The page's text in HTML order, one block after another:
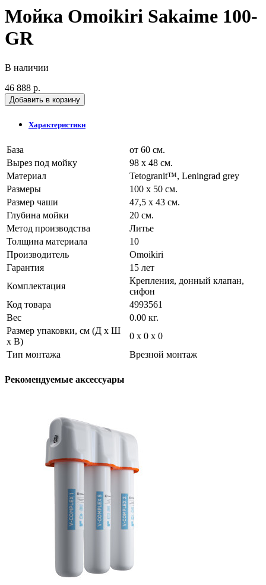
Мойка Omoikiri Sakaime 100-
GR
В наличии
46 888 р.
Добавить в корзину
Характеристики
База
от 60 см.
Вырез под мойку
98 x 48 см.
Материал
Tetogranit™, Leningrad grey
Размеры
100 x 50 см.
Размер чаши
47,5 x 43 см.
Глубина мойки
20 см.
Метод производства
Литье
Толщина материала
10
Производитель
Omoikiri
Гарантия
15 лет
Комплектация
Крепления, донный клапан,
сифон
Код товара
4993561
Вес
0.00 кг.
Размер упаковки, см (Д х Ш
х В)
0 х 0 х 0
Тип монтажа
Врезной монтаж
Рекомендуемые аксессуары